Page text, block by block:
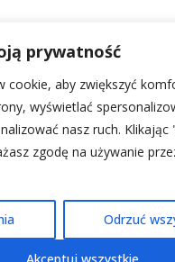
prywatność
cookie, aby zwiększyć
wyświetlać
nasz ruch. Klikając
zgodę na używanie
Odrzuć
się lekko i